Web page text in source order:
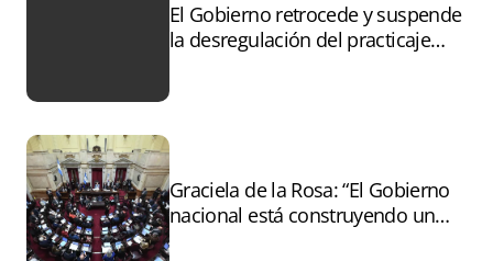
El Gobierno retrocede y suspende
la desregulación del practicaje
Graciela de la Rosa: “El Gobierno
nacional está construyendo un